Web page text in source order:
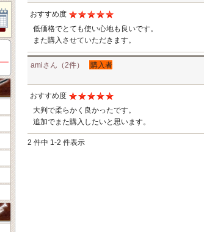
おすすめ度
低価格でとても使い心地も良いです。
また購入させていただきます。
amiさん（2件） 購入者
おすすめ度
大判で柔らかく良かったです。
追加でまた購入したいと思います。
2 件中 1-2 件表示